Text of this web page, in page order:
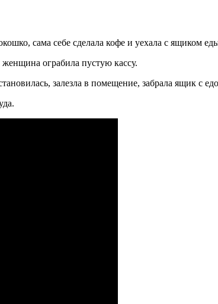
сама себе сделала кофе и уехала с ящиком
ограбила пустую кассу.
залезла в помещение, забрала ящик с